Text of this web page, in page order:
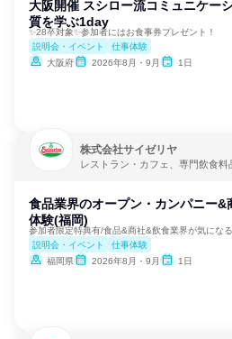
大阪開催 スシロー流コミュニケー
質を学ぶ1day
✨28卒対象✨参加者にはお食事券プレゼント！
説明会・イベント
仕事体験
大阪府
2026年8月・9月 1日
株式会社サイゼリヤ
レストラン・カフェ、専門飲食料
食品業界のオープン・カンパニー&
体験(福岡)
参加者限定特典有/食品&商社&飲食業界が気にな
説明会・イベント
仕事体験
福岡県
2026年8月・9月 1日